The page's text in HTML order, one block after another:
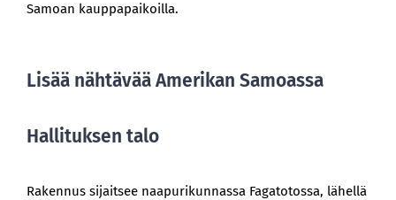
Samoan kauppapaikoilla.
Lisää nähtävää Amerikan Samoassa
Hallituksen talo
Rakennus sijaitsee naapurikunnassa Fagatotossa, lähellä